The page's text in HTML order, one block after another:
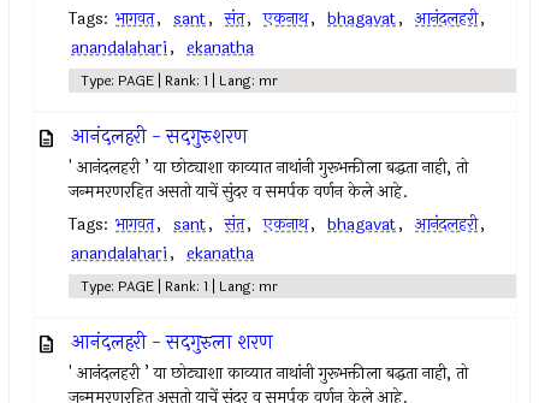
Tags: भागवत, sant, संत, एकनाथ, bhagavat, आनंदलहरी,
anandalahari, ekanatha
Type: PAGE | Rank: 1 | Lang: mr
आनंदलहरी - सदगुरुशरण
' आनंदलहरी ’ या छोट्याशा काव्यात नाथांनी गुरूभक्तीला बद्धता नाही, तो
जन्ममरणरहित असतो याचें सुंदर व समर्पक वर्णन केले आहे.
Tags: भागवत, sant, संत, एकनाथ, bhagavat, आनंदलहरी,
anandalahari, ekanatha
Type: PAGE | Rank: 1 | Lang: mr
आनंदलहरी - सद‍गुरुला शरण
' आनंदलहरी ’ या छोट्याशा काव्यात नाथांनी गुरूभक्तीला बद्धता नाही, तो
जन्ममरणरहित असतो याचें सुंदर व समर्पक वर्णन केले आहे.